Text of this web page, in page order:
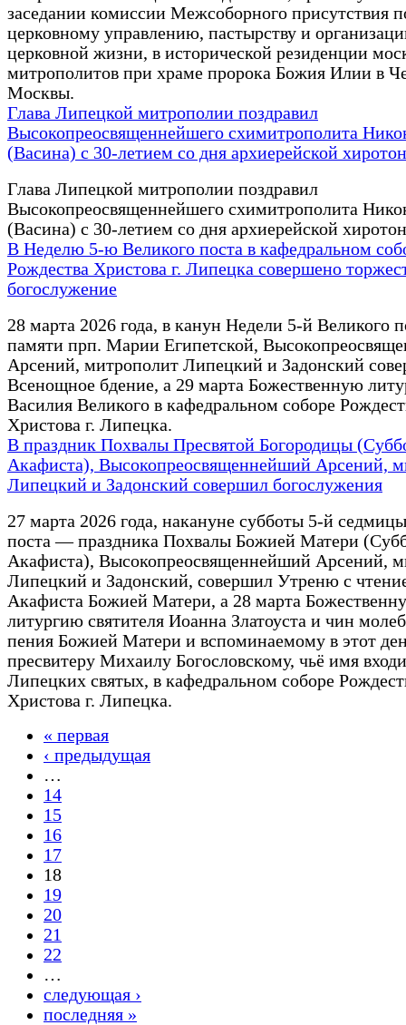
заседании комиссии Межсоборного присутствия
церковному управлению, пастырству и
церковной жизни, в исторической резиденции
митрополитов при храме пророка Божия Илии в
Москвы.
Глава Липецкой митрополии поздравил
Высокопреосвященнейшего схимитрополита
(Васина) с 30-летием со дня архиерейской
Глава Липецкой митрополии поздравил
Высокопреосвященнейшего схимитрополита
(Васина) с 30-летием со дня архиерейской
В Неделю 5-ю Великого поста в кафедральном
Рождества Христова г. Липецка совершено
богослужение
28 марта 2026 года, в канун Недели 5-й Великого
памяти прп. Марии Египетской,
Арсений, митрополит Липецкий и Задонский
Всенощное бдение, а 29 марта Божественную
Василия Великого в кафедральном соборе
Христова г. Липецка.
В праздник Похвалы Пресвятой Богородицы
Акафиста), Высокопреосвященнейший Арсений,
Липецкий и Задонский совершил богослужения
27 марта 2026 года, накануне субботы 5-й
поста — праздника Похвалы Божией Матери
Акафиста), Высокопреосвященнейший Арсений,
Липецкий и Задонский, совершил Утреню с
Акафиста Божией Матери, а 28 марта
литургию святителя Иоанна Златоуста и чин
пения Божией Матери и вспоминаемому в этот
пресвитеру Михаилу Богословскому, чьё имя
Липецких святых, в кафедральном соборе
Христова г. Липецка.
Страницы
« первая
‹ предыдущая
…
14
15
16
17
18
19
20
21
22
…
следующая ›
последняя »